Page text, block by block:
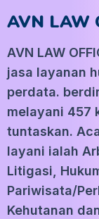
AVN LAW
AVN LAW
jasa layanan
perdata.
melayani 457
tuntaskan.
layani ialah
Litigasi,
Pariwisata/
Kehutanan